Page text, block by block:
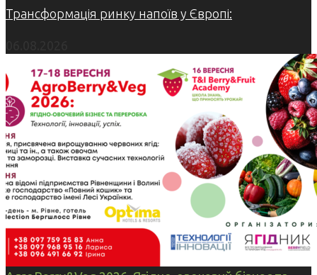
Трансформація ринку напоїв у Європі: